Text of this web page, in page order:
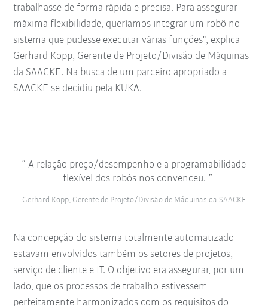
trabalhasse de forma rápida e precisa. Para assegurar
máxima flexibilidade, queríamos integrar um robô no
sistema que pudesse executar várias funções", explica
Gerhard Kopp, Gerente de Projeto/Divisão de Máquinas
da SAACKE. Na busca de um parceiro apropriado a
SAACKE se decidiu pela KUKA.
A relação preço/desempenho e a programabilidade
flexível dos robôs nos convenceu.
Gerhard Kopp, Gerente de Projeto/Divisão de Máquinas da SAACKE
Na concepção do sistema totalmente automatizado
estavam envolvidos também os setores de projetos,
serviço de cliente e IT. O objetivo era assegurar, por um
lado, que os processos de trabalho estivessem
perfeitamente harmonizados com os requisitos do